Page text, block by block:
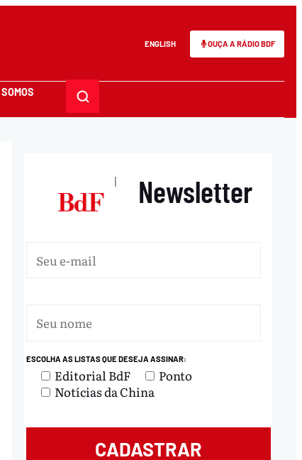
ENGLISH OUÇA A RÁDIO BDF
| Newsletter
ESCOLHA AS LISTAS QUE DESEJA ASSINAR:
Editorial BdF
Ponto
Notícias da China